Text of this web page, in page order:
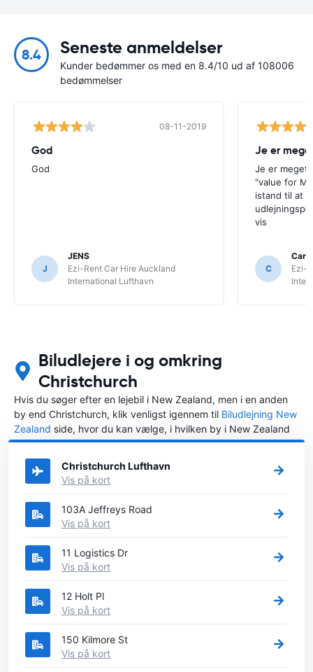
8.4 Seneste anmeldelser
Kunder bedømmer os med en 8.4/10 ud af 108006
bedømmelser
08-11-2019
God
God
J
JENS
Ezi-Rent Car Hire Auckland
International Lufthavn
Je er
Je er meget
"value for
istand til at
vis
C
Ezi-
Biludlejere i og omkring
Christchurch
Hvis du søger efter en lejebil i New Zealand, men i en anden
by end Christchurch, klik venligst igennem til Biludlejning New
Zealand side, hvor du kan vælge, i hvilken by i New Zealand
du ønsker at leje en bil.
Christchurch Lufthavn
Vis på kort
103A Jeffreys Road
Vis på kort
11 Logistics Dr
Vis på kort
12 Holt Pl
Vis på kort
150 Kilmore St
Vis på kort